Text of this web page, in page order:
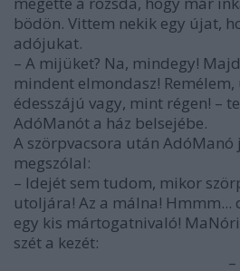
bödön. Vittem nekik egy újat,
adójukat.
– A mijüket? Na, mindegy!
mindent elmondasz!
édesszájú vagy, mint régen! –
AdóManót a ház belsejébe.
A szörpvacsora után
megszólal:
– Idejét sem tudom, mikor
utoljára! Az a málna! Hmmm...
egy kis mártogatnivaló!
szét a kezét: